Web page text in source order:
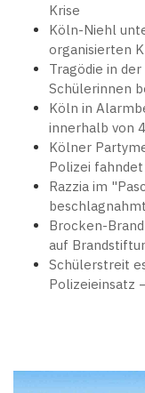
Krise
Köln-Niehl
organisierten
Tragödie in
Schülerinnen
Köln in
innerhalb von
Kölner
Polizei
Razzia im
Brocken-
auf
Schülerstreit
Polizeieinsatz